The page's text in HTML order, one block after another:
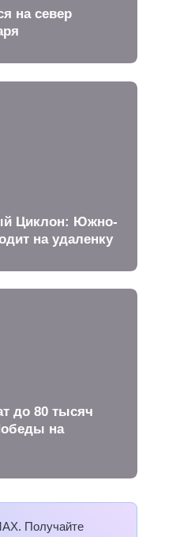
на север
Циклон: Южно-
на удаленку
до 80 тысяч
на
Получайте